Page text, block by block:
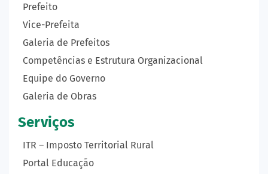
Prefeito
Vice-Prefeita
Galeria de Prefeitos
Competências e Estrutura Organizacional
Equipe do Governo
Galeria de Obras
Serviços
ITR – Imposto Territorial Rural
Portal Educação